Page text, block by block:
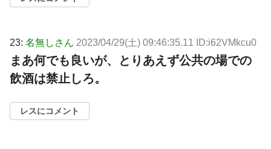
23: 名無しさん 2023/04/29(土) 09:46:35.11 ID:i62VMkcu0
まあ何でも良いが、とりあえず公共の場での
飲酒は禁止しろ。
レスにコメント